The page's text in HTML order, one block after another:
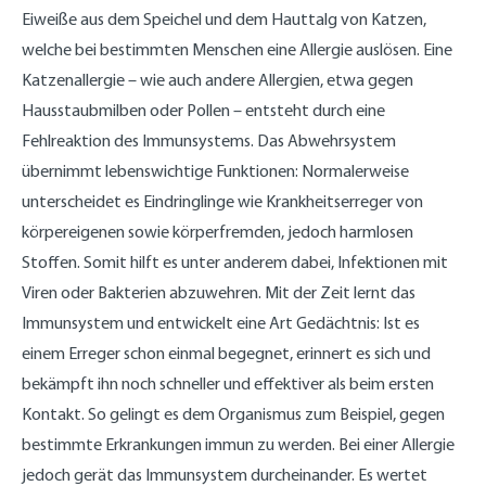
Eiweiße aus dem Speichel und dem Hauttalg von Katzen,
welche bei bestimmten Menschen eine Allergie auslösen. Eine
Katzenallergie – wie auch andere Allergien, etwa gegen
Hausstaubmilben oder Pollen – entsteht durch eine
Fehlreaktion des Immunsystems. Das Abwehrsystem
übernimmt lebenswichtige Funktionen: Normalerweise
unterscheidet es Eindringlinge wie Krankheitserreger von
körpereigenen sowie körperfremden, jedoch harmlosen
Stoffen. Somit hilft es unter anderem dabei, Infektionen mit
Viren oder Bakterien abzuwehren. Mit der Zeit lernt das
Immunsystem und entwickelt eine Art Gedächtnis: Ist es
einem Erreger schon einmal begegnet, erinnert es sich und
bekämpft ihn noch schneller und effektiver als beim ersten
Kontakt. So gelingt es dem Organismus zum Beispiel, gegen
bestimmte Erkrankungen immun zu werden. Bei einer Allergie
jedoch gerät das Immunsystem durcheinander. Es wertet